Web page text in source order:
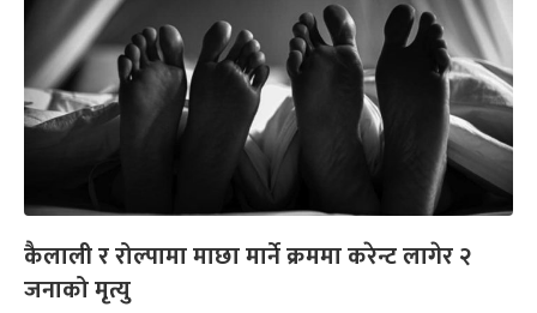
कैलाली र रोल्पामा माछा मार्ने क्रममा करेन्ट लागेर २
जनाको मृत्यु